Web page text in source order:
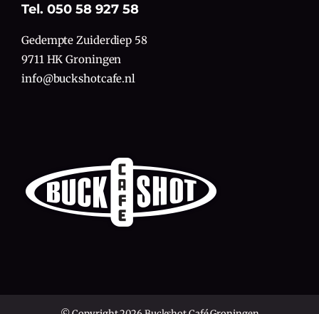
Tel. 050 58 927 58
Gedempte Zuiderdiep 58
9711 HK Groningen
info@buckshotcafe.nl